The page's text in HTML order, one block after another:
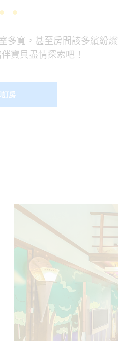
多寬，甚至房間該多繽紛
寶貝盡情探索吧！
訂房